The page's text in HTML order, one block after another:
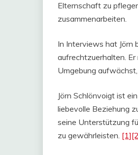
Elternschaft zu
zusammenarbeiten.
In Interviews hat Jörn
aufrechtzuerhalten. Er
Umgebung
Jörn Schlönvoigt ist
liebevolle Beziehung
seine Unterstützung
zu gewährleisten. [1]